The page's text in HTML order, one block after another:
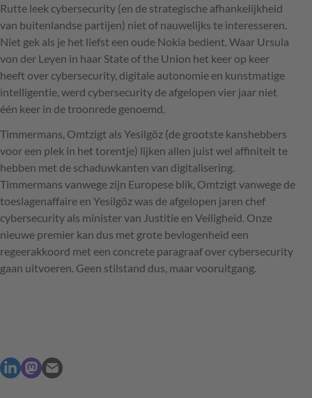
Rutte leek cybersecurity (en de strategische afhankelijkheid
van buitenlandse partijen) niet of nauwelijks te interesseren.
Niet gek als je het liefst een oude Nokia bedient. Waar Ursula
von der Leyen in haar State of the Union het keer op keer
heeft over cybersecurity, digitale autonomie en kunstmatige
intelligentie, werd cybersecurity de afgelopen vier jaar niet
één keer in de troonrede genoemd.
Timmermans, Omtzigt als Yesilgöz (de grootste kanshebbers
voor een plek in het torentje) lijken allen juist wel affiniteit te
hebben met de schaduwkanten van digitalisering.
Timmermans vanwege zijn Europese blik, Omtzigt vanwege de
toeslagenaffaire en Yesilgöz was de afgelopen jaren chef
cybersecurity als minister van Justitie en Veiligheid. Onze
nieuwe premier kan dus met grote bevlogenheid een
regeerakkoord met een concrete paragraaf over cybersecurity
gaan uitvoeren. Geen stilstand dus, maar vooruitgang.